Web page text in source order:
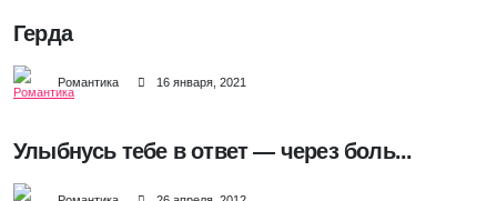
Герда
Романтика 16 января, 2021
Улыбнусь тебе в ответ — через боль...